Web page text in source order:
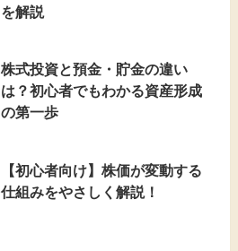
を解説
株式投資と預金・貯金の違い
は？初心者でもわかる資産形成
の第一歩
【初心者向け】株価が変動する
仕組みをやさしく解説！